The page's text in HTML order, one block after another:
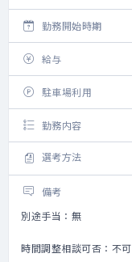
勤務開始時期
給与
駐車場利用
勤務内容
選考方法
備考
別途手当：無
時間調整相談可否：不可